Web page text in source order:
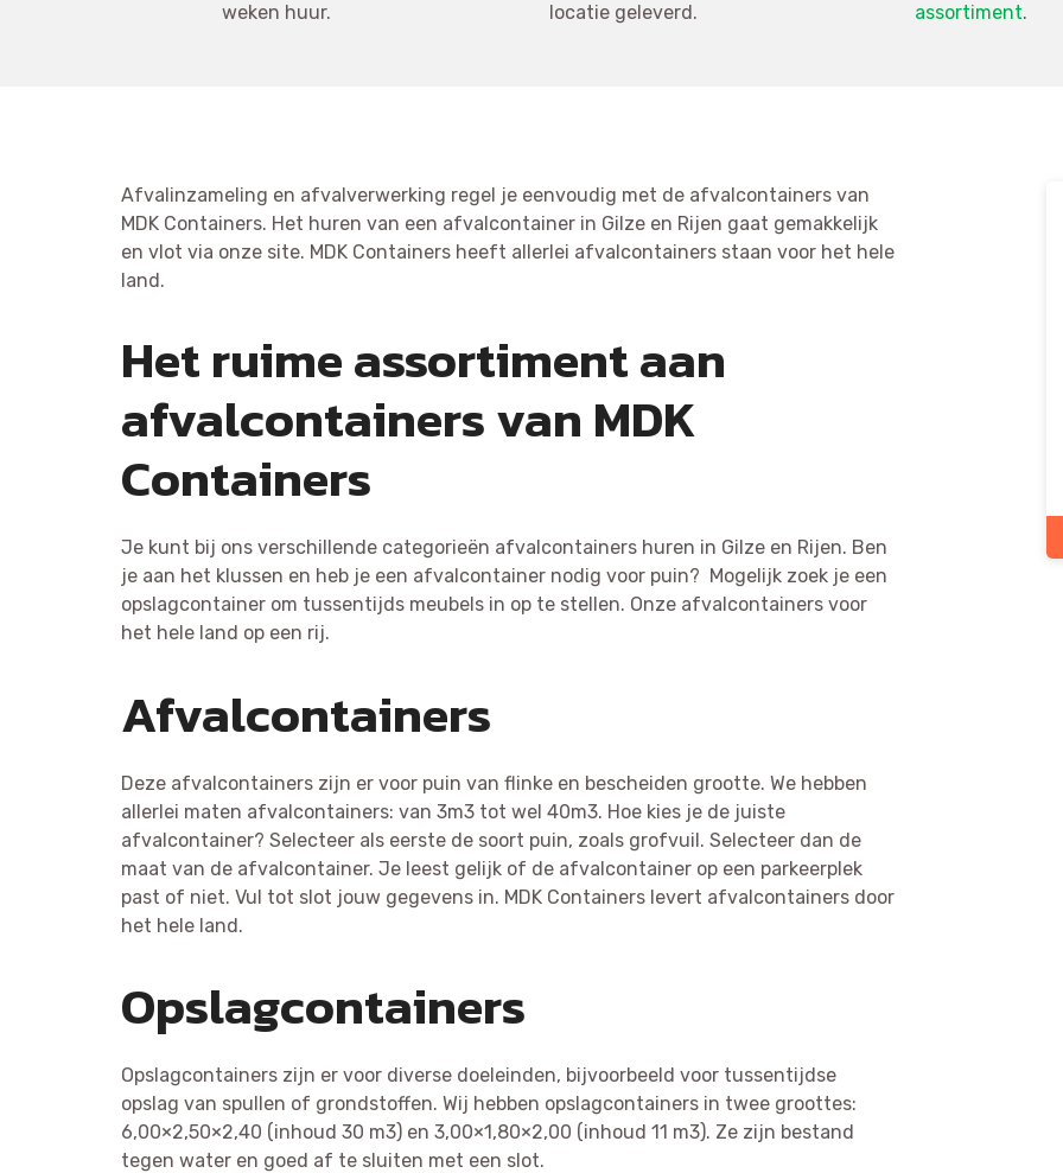
weken huur.
locatie geleverd.
assortiment.
Afvalinzameling en afvalverwerking regel je eenvoudig met de afvalcontainers van
MDK Containers. Het huren van een afvalcontainer in Gilze en Rijen gaat gemakkelijk
en vlot via onze site. MDK Containers heeft allerlei afvalcontainers staan voor het hele
land.
Het ruime assortiment aan
afvalcontainers van MDK
Containers
Je kunt bij ons verschillende categorieën afvalcontainers huren in Gilze en Rijen. Ben
je aan het klussen en heb je een afvalcontainer nodig voor puin? Mogelijk zoek je een
opslagcontainer om tussentijds meubels in op te stellen. Onze afvalcontainers voor
het hele land op een rij.
Afvalcontainers
Deze afvalcontainers zijn er voor puin van flinke en bescheiden grootte. We hebben
allerlei maten afvalcontainers: van 3m3 tot wel 40m3. Hoe kies je de juiste
afvalcontainer? Selecteer als eerste de soort puin, zoals grofvuil. Selecteer dan de
maat van de afvalcontainer. Je leest gelijk of de afvalcontainer op een parkeerplek
past of niet. Vul tot slot jouw gegevens in. MDK Containers levert afvalcontainers door
het hele land.
Opslagcontainers
Opslagcontainers zijn er voor diverse doeleinden, bijvoorbeeld voor tussentijdse
opslag van spullen of grondstoffen. Wij hebben opslagcontainers in twee groottes:
6,00×2,50×2,40 (inhoud 30 m3) en 3,00×1,80×2,00 (inhoud 11 m3). Ze zijn bestand
tegen water en goed af te sluiten met een slot.